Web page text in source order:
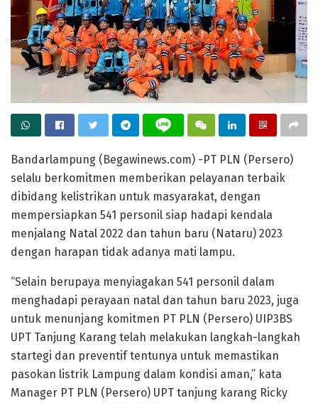
Bandarlampung (Begawinews.com) -PT PLN (Persero)
selalu berkomitmen memberikan pelayanan terbaik
dibidang kelistrikan untuk masyarakat, dengan
mempersiapkan 541 personil siap hadapi kendala
menjalang Natal 2022 dan tahun baru (Nataru) 2023
dengan harapan tidak adanya mati lampu.
“Selain berupaya menyiagakan 541 personil dalam
menghadapi perayaan natal dan tahun baru 2023, juga
untuk menunjang komitmen PT PLN (Persero) UIP3BS
UPT Tanjung Karang telah melakukan langkah-langkah
startegi dan preventif tentunya untuk memastikan
pasokan listrik Lampung dalam kondisi aman,” kata
Manager PT PLN (Persero) UPT tanjung karang Ricky